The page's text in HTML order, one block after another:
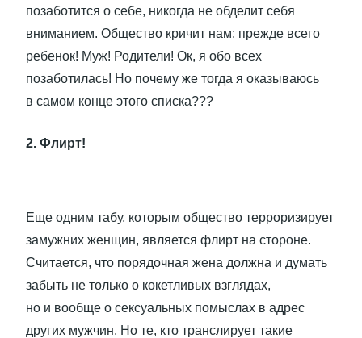
позаботится о себе, никогда не обделит себя
вниманием. Общество кричит нам: прежде всего
ребенок! Муж! Родители! Ок, я обо всех
позаботилась! Но почему же тогда я оказываюсь
в самом конце этого списка???
2. Флирт!
Еще одним табу, которым общество терроризирует
замужних женщин, является флирт на стороне.
Считается, что порядочная жена должна и думать
забыть не только о кокетливых взглядах,
но и вообще о сексуальных помыслах в адрес
других мужчин. Но те, кто транслирует такие